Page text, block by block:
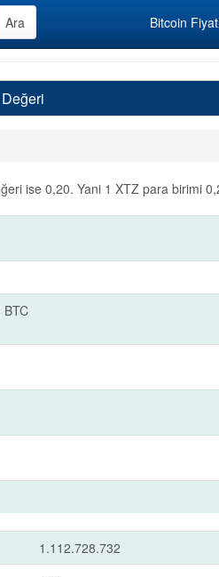
Bitcoin
ise 0,20. Yani 1 XTZ para birimi
1.112.728.732